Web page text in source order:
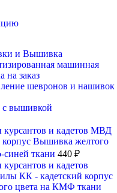
и Вышивка
машинная
на заказ
шевронов и нашивок
вышивкой
и кадетов МВД
Вышивка желтого
синей ткани 440 ₽
и кадетов
КК - кадетский корпус
цвета на КМФ ткани